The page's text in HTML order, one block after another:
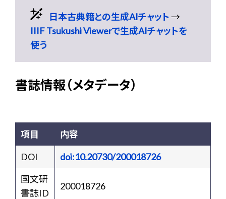
日本古典籍との生成AIチャット→
IIIF Tsukushi Viewerで生成AIチャットを
使う
書誌情報（メタデータ）
項目 内容
DOI
doi:10.20730/200018726
国文研
書誌ID
200018726